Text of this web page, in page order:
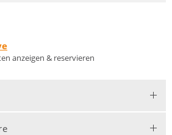
anzeigen & reservieren